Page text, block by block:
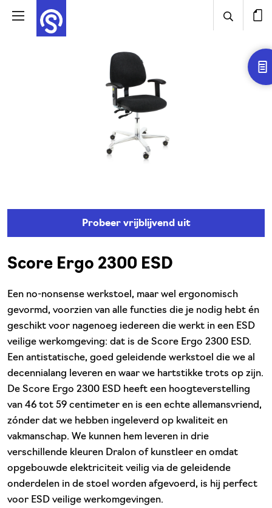
Probeer vrijblijvend uit
Score Ergo 2300 ESD
Een no-nonsense werkstoel, maar wel ergonomisch
gevormd, voorzien van alle functies die je nodig hebt én
geschikt voor nagenoeg iedereen die werkt in een ESD
veilige werkomgeving: dat is de Score Ergo 2300 ESD.
Een antistatische, goed geleidende werkstoel die we al
decennialang leveren en waar we hartstikke trots op zijn.
De Score Ergo 2300 ESD heeft een hoogteverstelling
van 46 tot 59 centimeter en is een echte allemansvriend,
zónder dat we hebben ingeleverd op kwaliteit en
vakmanschap. We kunnen hem leveren in drie
verschillende kleuren Dralon of kunstleer en omdat
opgebouwde elektriciteit veilig via de geleidende
onderdelen in de stoel worden afgevoerd, is hij perfect
voor ESD veilige werkomgevingen.